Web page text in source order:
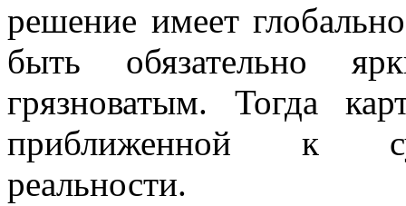
решение имеет
быть обязательно
грязноватым. Тогда
приближенной к
реальности.